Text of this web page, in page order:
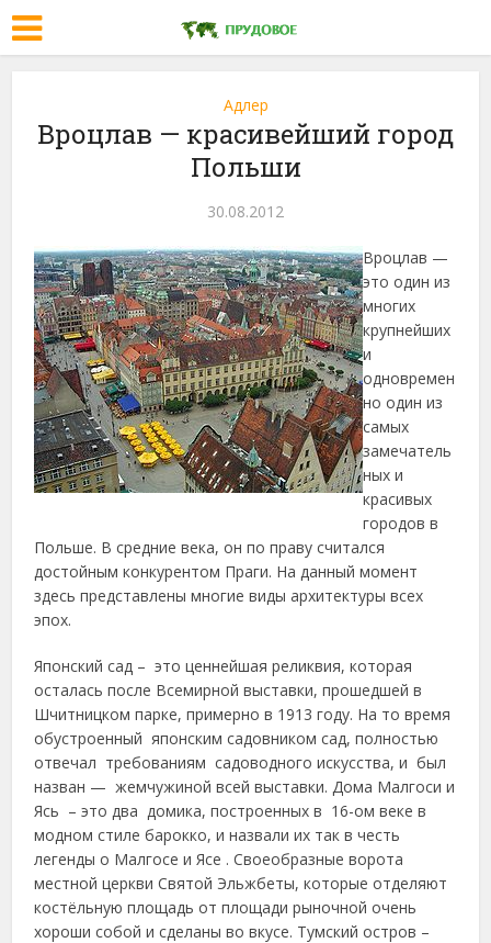
Адлер
Вроцлав — красивейший город
Польши
30.08.2012
Вроцлав —
это один из
многих
крупнейших
и
одновремен
но один из
самых
замечатель
ных и
красивых
городов в
Польше. В средние века, он по праву считался
достойным конкурентом Праги. На данный момент
здесь представлены многие виды архитектуры всех
эпох.
Японский сад – это ценнейшая реликвия, которая
осталась после Всемирной выставки, прошедшей в
Шчитницком парке, примерно в 1913 году. На то время
обустроенный японским садовником сад, полностью
отвечал требованиям садоводного искусства, и был
назван — жемчужиной всей выставки. Дома Малгоси и
Ясь – это два домика, построенных в 16-ом веке в
модном стиле барокко, и назвали их так в честь
легенды о Малгосе и Ясе . Своеобразные ворота
местной церкви Святой Эльжбеты, которые отделяют
костёльную площадь от площади рыночной очень
хороши собой и сделаны во вкусе. Тумский остров –